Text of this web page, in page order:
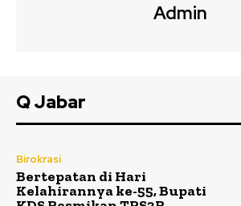
Admin
Q Jabar
Birokrasi
Bertepatan di Hari
Kelahirannya ke-55, Bupati